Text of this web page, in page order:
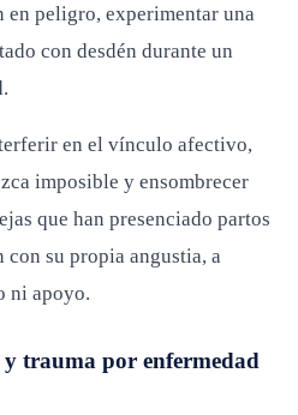
en peligro, experimentar una
con desdén durante un
en el vínculo afectivo,
imposible y ensombrecer
que han presenciado partos
su propia angustia, a
ni apoyo.
trauma por enfermedad